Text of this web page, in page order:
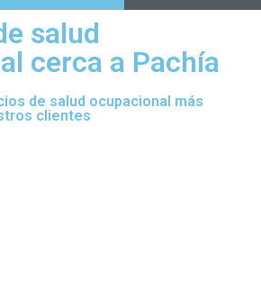
salud
cerca a Pachía
de salud ocupacional más
clientes